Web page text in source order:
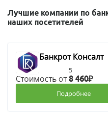
Лучшие компании по
наших посетителей
Банкрот Консалт
5
Стоимость от8 460₽
Подробнее